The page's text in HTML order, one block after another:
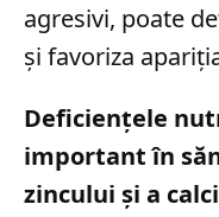
agresivi, poate
și favoriza
Deficiențele
important în
zincului și a